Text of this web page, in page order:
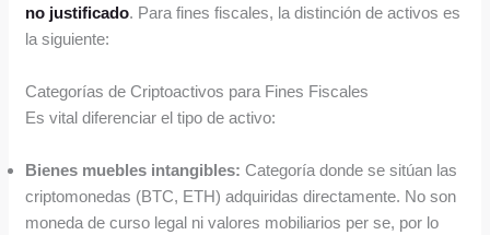
no justificado. Para fines fiscales, la distinción de activos es
la siguiente:
Categorías de Criptoactivos para Fines Fiscales
Es vital diferenciar el tipo de activo:
Bienes muebles intangibles: Categoría donde se sitúan las
criptomonedas (BTC, ETH) adquiridas directamente. No son
moneda de curso legal ni valores mobiliarios per se, por lo